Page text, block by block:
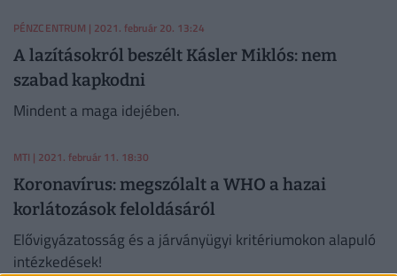
PÉNZCENTRUM | 2021. február 20. 13:24
A lazításokról beszélt Kásler Miklós: nem
szabad kapkodni
Mindent a maga idejében.
MTI | 2021. február 11. 18:30
Koronavírus: megszólalt a WHO a hazai
korlátozások feloldásáról
Elővigyázatosság és a járványügyi kritériumokon alapuló
intézkedések!